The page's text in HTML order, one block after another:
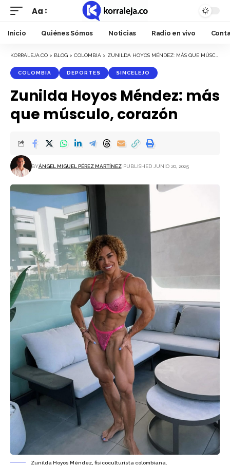
Font
Resizer
Aa
Inicio Quiénes Sómos Noticias Radio en vivo
KORRALEJA.CO > BLOG > COLOMBIA > ZUNILDA HOYOS MÉNDEZ: MÁS QUE MÚSCULO, CORAZÓN
COLOMBIA DEPORTES SINCELEJO
Zunilda Hoyos Méndez: más
que músculo, corazón
BYÁNGEL MIGUEL PÉREZ MARTÍNEZ PUBLISHED JUNIO 20, 2025
Zunilda Hoyos Méndez, fisicoculturista colombiana.